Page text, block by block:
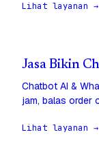
Lihat layanan →
Jasa Bikin
Chatbot AI &
jam, balas order
Lihat layanan →